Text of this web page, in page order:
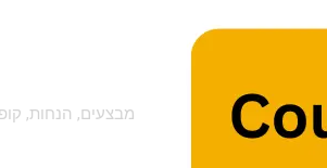
מבצעים, הנחות,